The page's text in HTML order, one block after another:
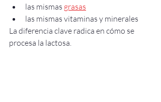
las mismas grasas
las mismas vitaminas y minerales
La diferencia clave radica en cómo se
procesa la lactosa.